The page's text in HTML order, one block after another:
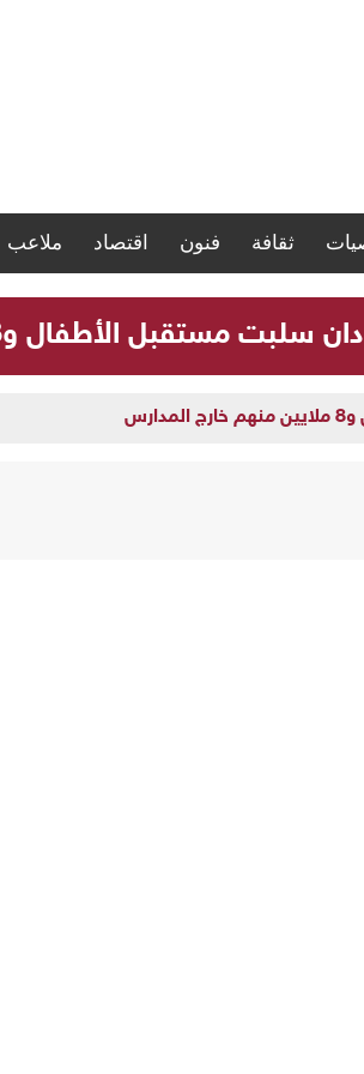
ثقافة فنون اقتصاد ملاعب
الأطفال و8 ملايين منهم خارج المدارس